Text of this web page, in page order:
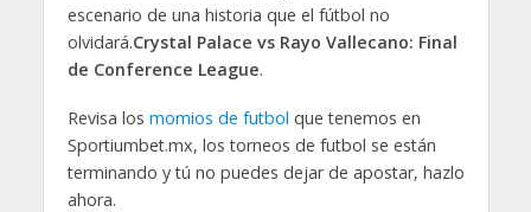
escenario de una historia que el fútbol no
olvidará.Crystal Palace vs Rayo Vallecano: Final
de Conference League.
Revisa los momios de futbol que tenemos en
Sportiumbet.mx, los torneos de futbol se están
terminando y tú no puedes dejar de apostar, hazlo
ahora.